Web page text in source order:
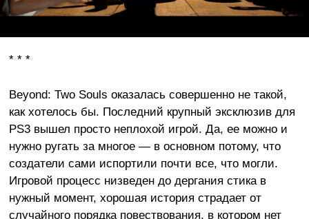
* * *
Beyond: Two Souls оказалась совершенно не такой,
как хотелось бы. Последний крупный эксклюзив для
PS3 вышел просто неплохой игрой. Да, ее можно и
нужно ругать за многое — в основном потому, что
создатели сами испортили почти все, что могли.
Игровой процесс низведен до дергания стика в
нужный момент, хорошая история страдает от
случайного порядка повествования, в котором нет